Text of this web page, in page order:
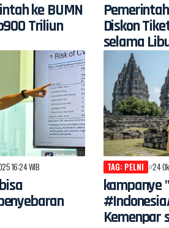
ke BUMN
Triliun
Diskon
selama
16:24 WIB TAG: PELNI 24
kampanye
Kemenpar